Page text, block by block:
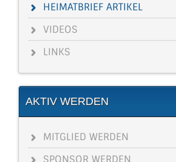
HEIMATBRIEF ARTIKEL
VIDEOS
LINKS
AKTIV WERDEN
MITGLIED WERDEN
SPONSOR WERDEN